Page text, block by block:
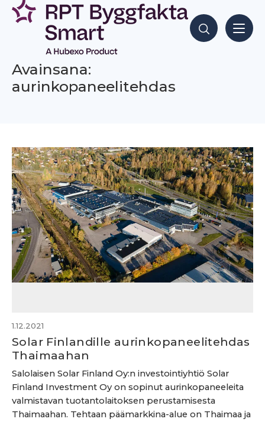
Siirry
sisältöön
Hae sisältöjä
Avainsana:
aurinkopaneelitehdas
1.12.2021
Solar Finlandille aurinkopaneelitehdas
Thaimaahan
Salolaisen Solar Finland Oy:n investointiyhtiö Solar
Finland Investment Oy on sopinut aurinkopaneeleita
valmistavan tuotantolaitoksen perustamisesta
Thaimaahan. Tehtaan päämarkkina-alue on Thaimaa ja